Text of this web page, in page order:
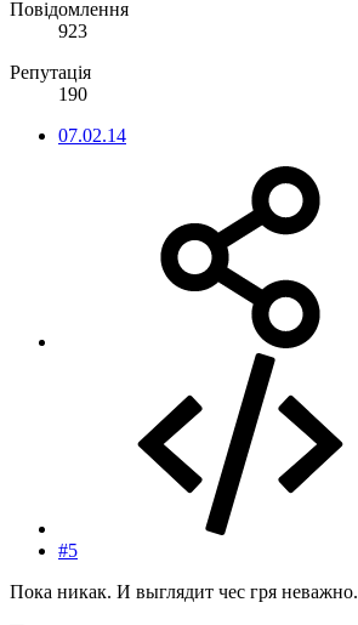
Повідомлення
923
Репутація
190
07.02.14
#5
Пока никак. И выглядит чес гря неважно.